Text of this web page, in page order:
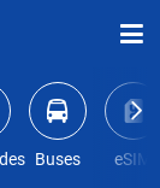
Buses eSIM